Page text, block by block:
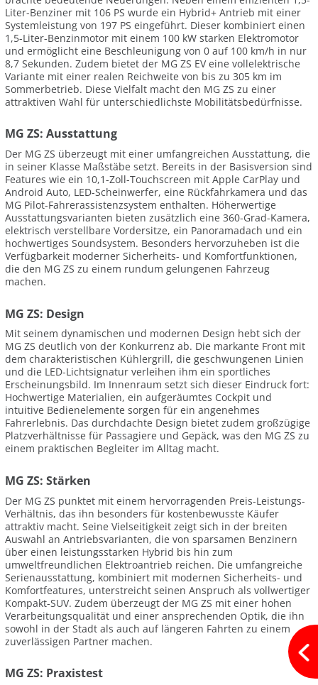
Liter-Benziner mit 106 PS wurde ein Hybrid+ Antrieb mit einer
Systemleistung von 197 PS eingeführt. Dieser kombiniert einen
1,5-Liter-Benzinmotor mit einem 100 kW starken Elektromotor
und ermöglicht eine Beschleunigung von 0 auf 100 km/h in nur
8,7 Sekunden. Zudem bietet der MG ZS EV eine vollelektrische
Variante mit einer realen Reichweite von bis zu 305 km im
Sommerbetrieb. Diese Vielfalt macht den MG ZS zu einer
attraktiven Wahl für unterschiedlichste Mobilitätsbedürfnisse.
MG ZS: Ausstattung
Der MG ZS überzeugt mit einer umfangreichen Ausstattung, die
in seiner Klasse Maßstäbe setzt. Bereits in der Basisversion sind
Features wie ein 10,1-Zoll-Touchscreen mit Apple CarPlay und
Android Auto, LED-Scheinwerfer, eine Rückfahrkamera und das
MG Pilot-Fahrerassistenzsystem enthalten. Höherwertige
Ausstattungsvarianten bieten zusätzlich eine 360-Grad-Kamera,
elektrisch verstellbare Vordersitze, ein Panoramadach und ein
hochwertiges Soundsystem. Besonders hervorzuheben ist die
Verfügbarkeit moderner Sicherheits- und Komfortfunktionen,
die den MG ZS zu einem rundum gelungenen Fahrzeug
machen.
MG ZS: Design
Mit seinem dynamischen und modernen Design hebt sich der
MG ZS deutlich von der Konkurrenz ab. Die markante Front mit
dem charakteristischen Kühlergrill, die geschwungenen Linien
und die LED-Lichtsignatur verleihen ihm ein sportliches
Erscheinungsbild. Im Innenraum setzt sich dieser Eindruck fort:
Hochwertige Materialien, ein aufgeräumtes Cockpit und
intuitive Bedienelemente sorgen für ein angenehmes
Fahrerlebnis. Das durchdachte Design bietet zudem großzügige
Platzverhältnisse für Passagiere und Gepäck, was den MG ZS zu
einem praktischen Begleiter im Alltag macht.
MG ZS: Stärken
Der MG ZS punktet mit einem hervorragenden Preis-Leistungs-
Verhältnis, das ihn besonders für kostenbewusste Käufer
attraktiv macht. Seine Vielseitigkeit zeigt sich in der breiten
Auswahl an Antriebsvarianten, die von sparsamen Benzinern
über einen leistungsstarken Hybrid bis hin zum
umweltfreundlichen Elektroantrieb reichen. Die umfangreiche
Serienausstattung, kombiniert mit modernen Sicherheits- und
Komfortfeatures, unterstreicht seinen Anspruch als vollwertiger
Kompakt-SUV. Zudem überzeugt der MG ZS mit einer hohen
Verarbeitungsqualität und einer ansprechenden Optik, die ihn
sowohl in der Stadt als auch auf längeren Fahrten zu einem
zuverlässigen Partner machen.
MG ZS: Praxistest